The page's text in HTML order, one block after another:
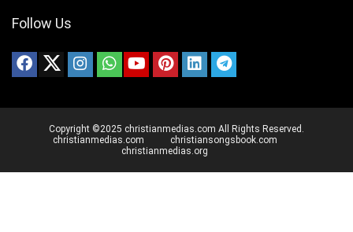
Follow Us
Copyright ©2025 christianmedias.com All Rights Reserved.
christianmedias.com
christiansongsbook.com
christianmedias.org